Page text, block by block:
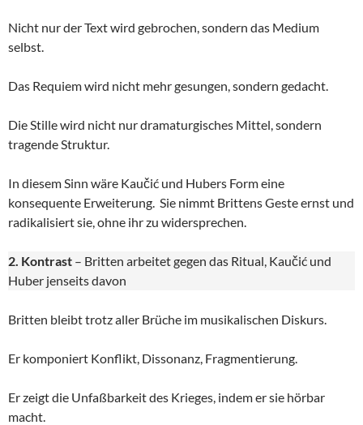
Nicht nur der Text wird gebrochen, sondern das Medium
selbst.
Das Requiem wird nicht mehr gesungen, sondern gedacht.
Die Stille wird nicht nur dramaturgisches Mittel, sondern
tragende Struktur.
In diesem Sinn wäre Kaučić und Hubers Form eine
konsequente Erweiterung. Sie nimmt Brittens Geste ernst und
radikalisiert sie, ohne ihr zu widersprechen.
2. Kontrast – Britten arbeitet gegen das Ritual, Kaučić und
Huber jenseits davon
Britten bleibt trotz aller Brüche im musikalischen Diskurs.
Er komponiert Konflikt, Dissonanz, Fragmentierung.
Er zeigt die Unfaßbarkeit des Krieges, indem er sie hörbar
macht.